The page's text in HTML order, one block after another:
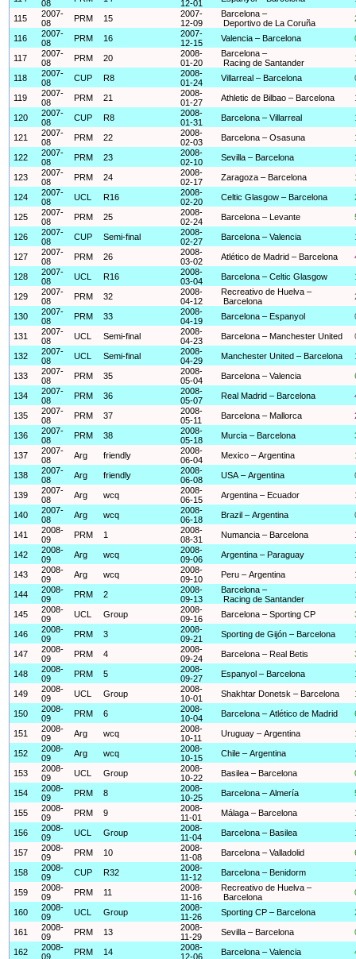
08
12-01
115
2007-
08
PRM 15
2007-
12-09
Barcelona –
Deportivo de La Coruña
116
2007-
08
PRM 16
2007-
12-15
Valencia – Barcelona
117
2007-
08
PRM 20
2008-
01-20
Barcelona –
Racing de Santander
118
2007-
08
CUP R8
2008-
01-24
Villarreal – Barcelona
119
2007-
08
PRM 21
2008-
01-27
Athletic de Bilbao – Barcelona
120
2007-
08
CUP R8
2008-
01-31
Barcelona – Villarreal
121
2007-
08
PRM 22
2008-
02-03
Barcelona – Osasuna
122
2007-
08
PRM 23
2008-
02-10
Sevilla – Barcelona
123
2007-
08
PRM 24
2008-
02-17
Zaragoza – Barcelona
124
2007-
08
UCL R16
2008-
02-20
Celtic Glasgow – Barcelona
125
2007-
08
PRM 25
2008-
02-24
Barcelona – Levante
126
2007-
08
CUP Semi-final
2008-
02-27
Barcelona – Valencia
127
2007-
08
PRM 26
2008-
03-02
Atlético de Madrid – Barcelona
128
2007-
08
UCL R16
2008-
03-04
Barcelona – Celtic Glasgow
129
2007-
08
PRM 32
2008-
04-12
Recreativo de Huelva –
Barcelona
130
2007-
08
PRM 33
2008-
04-19
Barcelona – Espanyol
131
2007-
08
UCL Semi-final
2008-
04-23
Barcelona – Manchester United
132
2007-
08
UCL Semi-final
2008-
04-29
Manchester United – Barcelona
133
2007-
08
PRM 35
2008-
05-04
Barcelona – Valencia
134
2007-
08
PRM 36
2008-
05-07
Real Madrid – Barcelona
135
2007-
08
PRM 37
2008-
05-11
Barcelona – Mallorca
136
2007-
08
PRM 38
2008-
05-18
Murcia – Barcelona
137
2007-
08
Arg friendly
2008-
06-04
Mexico – Argentina
138
2007-
08
Arg friendly
2008-
06-08
USA – Argentina
139
2007-
08
Arg wcq
2008-
06-15
Argentina – Ecuador
140
2007-
08
Arg wcq
2008-
06-18
Brazil – Argentina
141
2008-
09
PRM 1
2008-
08-31
Numancia – Barcelona
142
2008-
09
Arg wcq
2008-
09-06
Argentina – Paraguay
143
2008-
09
Arg wcq
2008-
09-10
Peru – Argentina
144
2008-
09
PRM 2
2008-
09-13
Barcelona –
Racing de Santander
145
2008-
09
UCL Group
2008-
09-16
Barcelona – Sporting CP
146
2008-
09
PRM 3
2008-
09-21
Sporting de Gijón – Barcelona
147
2008-
09
PRM 4
2008-
09-24
Barcelona – Real Betis
148
2008-
09
PRM 5
2008-
09-27
Espanyol – Barcelona
149
2008-
09
UCL Group
2008-
10-01
Shakhtar Donetsk – Barcelona
150
2008-
09
PRM 6
2008-
10-04
Barcelona – Atlético de Madrid
151
2008-
09
Arg wcq
2008-
10-11
Uruguay – Argentina
152
2008-
09
Arg wcq
2008-
10-15
Chile – Argentina
153
2008-
09
UCL Group
2008-
10-22
Basilea – Barcelona
154
2008-
09
PRM 8
2008-
10-25
Barcelona – Almería
155
2008-
09
PRM 9
2008-
11-01
Málaga – Barcelona
156
2008-
09
UCL Group
2008-
11-04
Barcelona – Basilea
157
2008-
09
PRM 10
2008-
11-08
Barcelona – Valladolid
158
2008-
09
CUP R32
2008-
11-12
Barcelona – Benidorm
159
2008-
09
PRM 11
2008-
11-16
Recreativo de Huelva –
Barcelona
160
2008-
09
UCL Group
2008-
11-26
Sporting CP – Barcelona
161
2008-
09
PRM 13
2008-
11-29
Sevilla – Barcelona
162
2008-
09
PRM 14
2008-
12-06
Barcelona – Valencia